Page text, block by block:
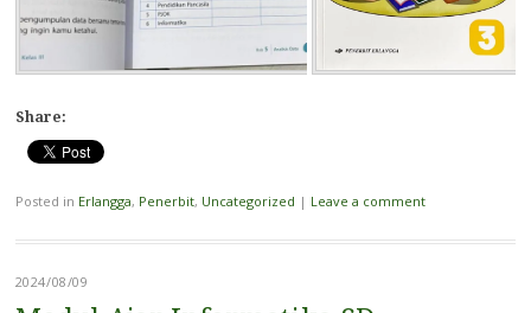
Share:
Posted in Erlangga, Penerbit, Uncategorized | Leave a comment
2024/08/09